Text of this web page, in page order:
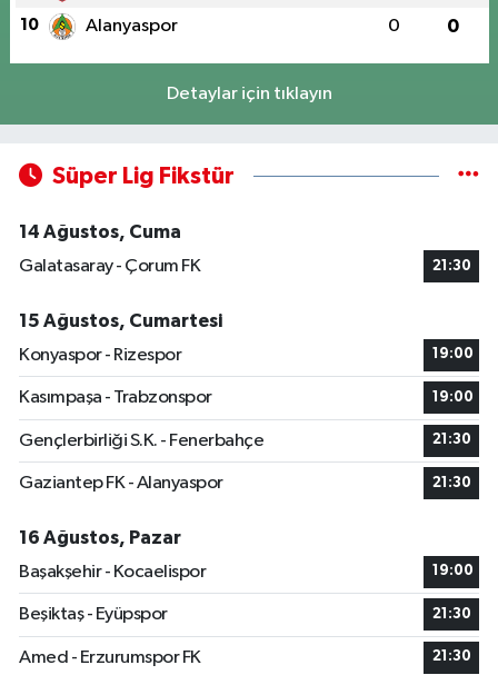
10 Alanyaspor 0 0
Detaylar için tıklayın
Süper Lig Fikstür
14 Ağustos, Cuma
Galatasaray - Çorum FK
21:30
15 Ağustos, Cumartesi
Konyaspor - Rizespor
19:00
Kasımpaşa - Trabzonspor 19:00
Gençlerbirliği S.K. - Fenerbahçe 21:30
Gaziantep FK - Alanyaspor 21:30
16 Ağustos, Pazar
Başakşehir - Kocaelispor
19:00
Beşiktaş - Eyüpspor 21:30
Amed - Erzurumspor FK 21:30